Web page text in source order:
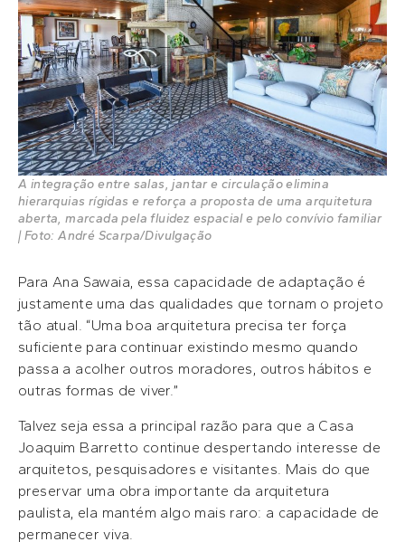
A integração entre salas, jantar e circulação elimina
hierarquias rígidas e reforça a proposta de uma arquitetura
aberta, marcada pela fluidez espacial e pelo convívio familiar
| Foto: André Scarpa/Divulgação
Para Ana Sawaia, essa capacidade de adaptação é
justamente uma das qualidades que tornam o projeto
tão atual. “Uma boa arquitetura precisa ter força
suficiente para continuar existindo mesmo quando
passa a acolher outros moradores, outros hábitos e
outras formas de viver.”
Talvez seja essa a principal razão para que a Casa
Joaquim Barretto continue despertando interesse de
arquitetos, pesquisadores e visitantes. Mais do que
preservar uma obra importante da arquitetura
paulista, ela mantém algo mais raro: a capacidade de
permanecer viva.